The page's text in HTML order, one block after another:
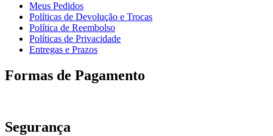
Meus Pedidos
Políticas de Devolução e Trocas
Política de Reembolso
Políticas de Privacidade
Entregas e Prazos
Formas de Pagamento
Segurança